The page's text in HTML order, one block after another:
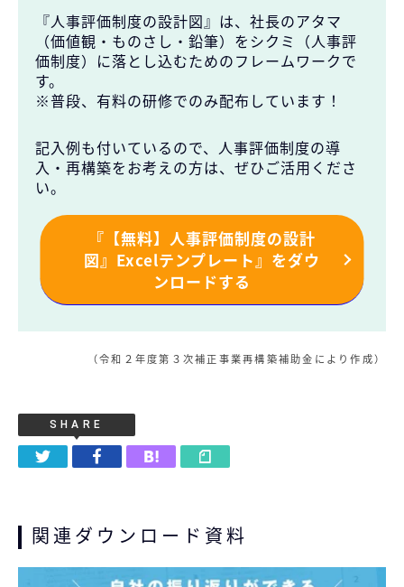
記事
経営セミナー
『人事評価制度の設計図』は、社長のアタマ
（価値観・ものさし・鉛筆）をシクミ（人事評
価制度）に落とし込むためのフレームワークで
す。
※普段、有料の研修でのみ配布しています！
記入例も付いているので、人事評価制度の導
入・再構築をお考えの方は、ぜひご活用くださ
い。
『【無料】人事評価制度の設計
図』Excelテンプレート』をダウ
ンロードする
（令和２年度第３次補正事業再構築補助金により作成）
SHARE
関連ダウンロード資料